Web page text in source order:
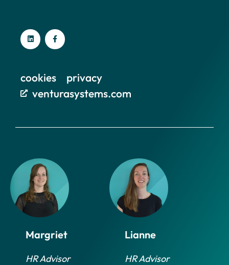
cookies
privacy
venturasystems.com
Margriet
HR Advisor
Lianne
HR Advisor